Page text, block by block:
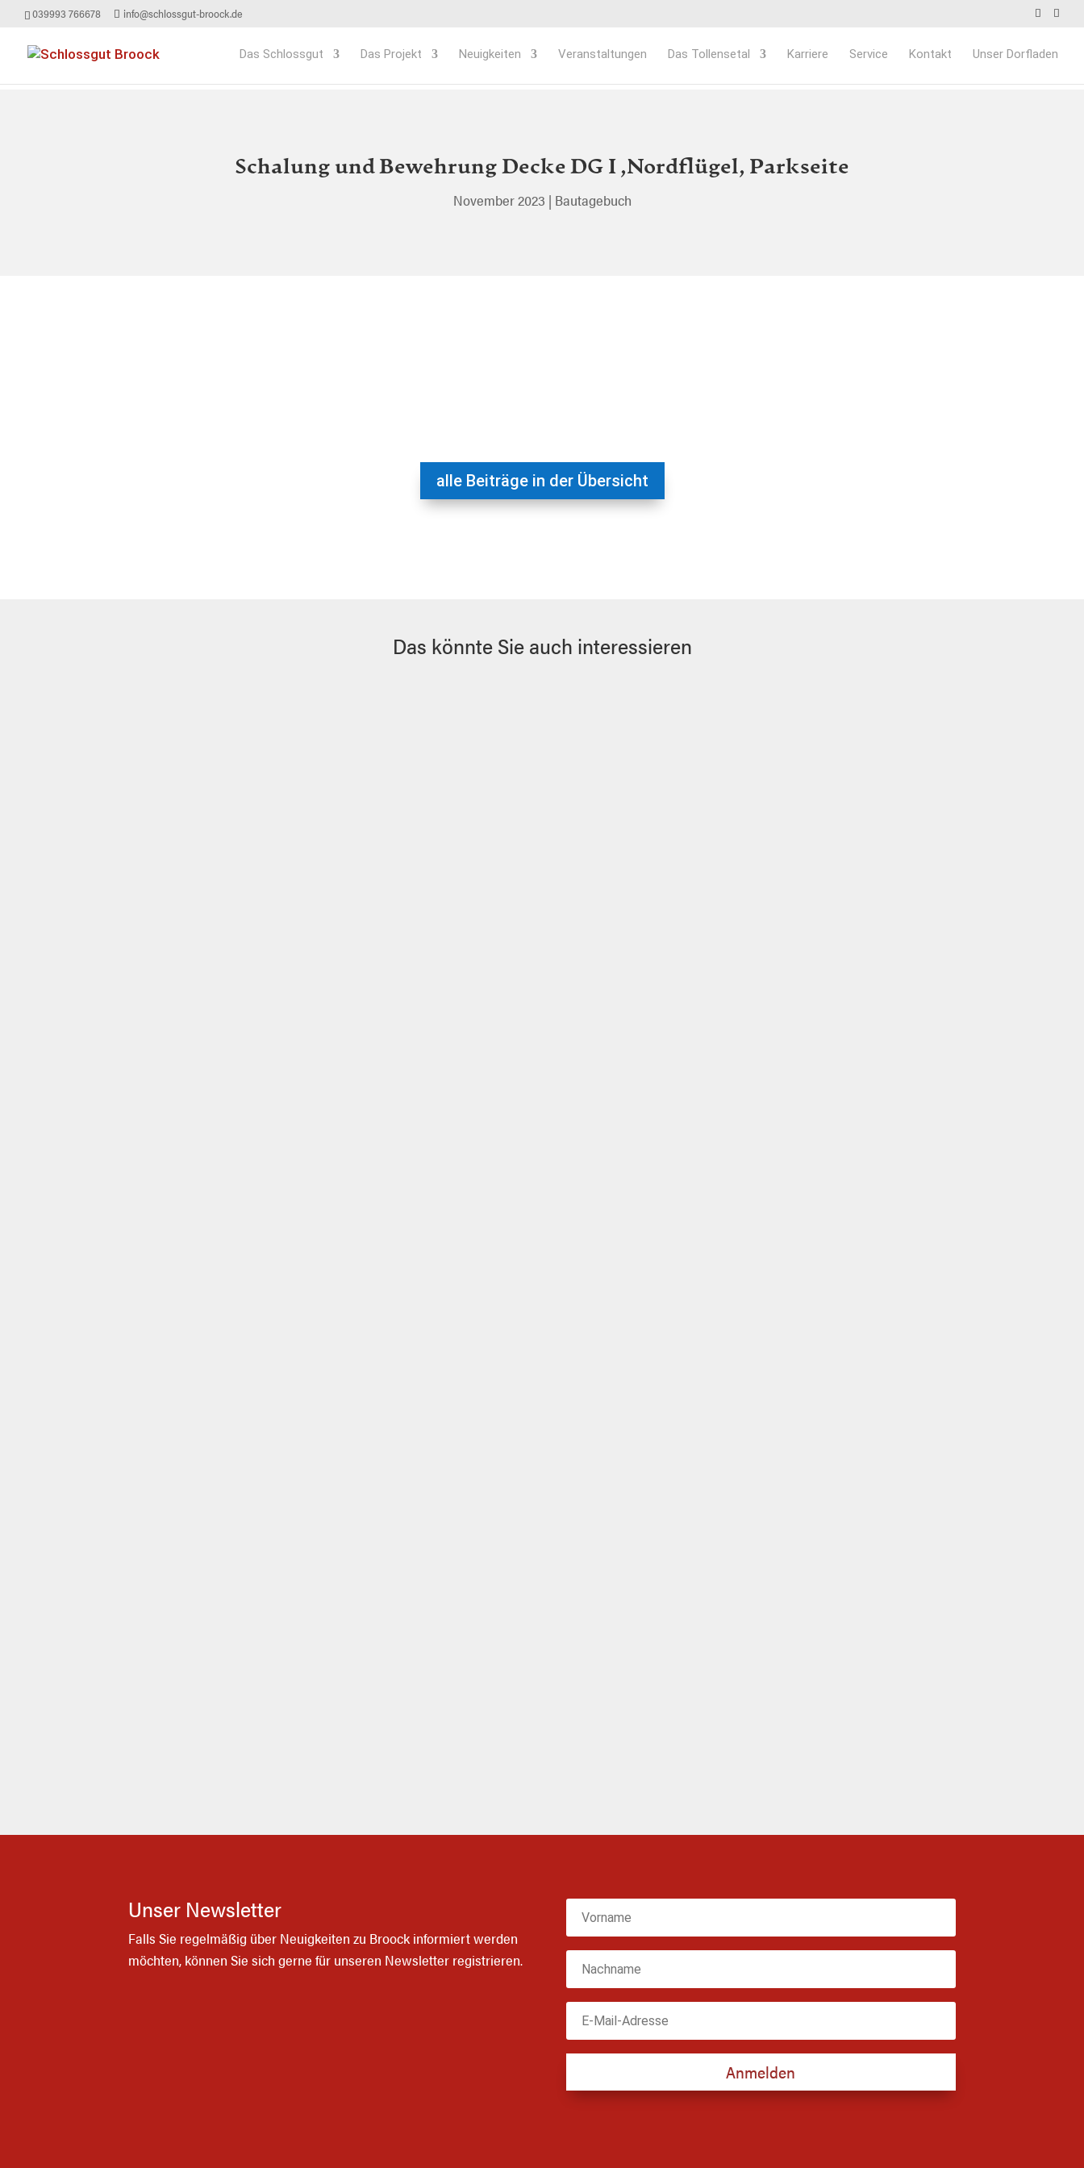
039993 766678 info@schlossgut-broock.de
Das Schlossgut Das Projekt Neuigkeiten Veranstaltungen Das Tollensetal Karriere Service Kontakt Unser Dorfladen
Schalung und Bewehrung Decke DG I ,Nordflügel, Parkseite
November 2023 | Bautagebuch
alle Beiträge in der Übersicht
Das könnte Sie auch interessieren
Unser Newsletter
Falls Sie regelmäßig über Neuigkeiten zu Broock informiert werden
möchten, können Sie sich gerne für unseren Newsletter registrieren.
Anmelden